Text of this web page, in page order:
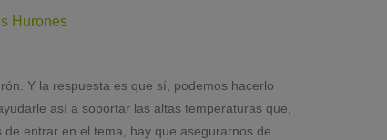
Hurones
Y la respuesta es que sí, podemos hacerlo
así a soportar las altas temperaturas que,
entrar en el tema, hay que asegurarnos de